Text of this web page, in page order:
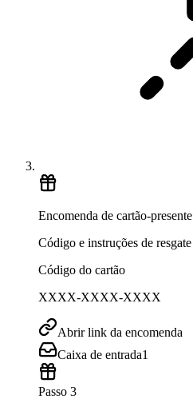
Encomenda de cartão-presente
Código e instruções de resgate
Código do cartão
XXXX-XXXX-XXXX
Abrir link da encomenda
Caixa de entrada1
Passo 3